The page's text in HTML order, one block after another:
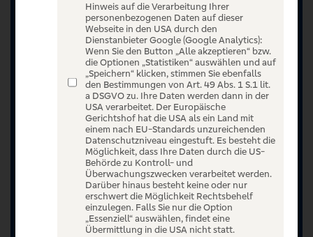
Hinweis auf die Verarbeitung Ihrer
personenbezogenen Daten auf dieser
Webseite in den USA durch den
Dienstanbieter Google (Google Analytics):
Wenn Sie den Button „Alle akzeptieren“ bzw.
die Optionen „Statistiken“ auswählen und auf
„Speichern“ klicken, stimmen Sie ebenfalls
den Bestimmungen von Art. 49 Abs. 1 S.1 lit.
a DSGVO zu. Ihre Daten werden dann in der
USA verarbeitet. Der Europäische
Gerichtshof hat die USA als ein Land mit
einem nach EU-Standards unzureichenden
Datenschutzniveau eingestuft. Es besteht die
Möglichkeit, dass Ihre Daten durch die US-
Behörde zu Kontroll- und
Überwachungszwecken verarbeitet werden.
Darüber hinaus besteht keine oder nur
erschwert die Möglichkeit Rechtsbehelf
einzulegen. Falls Sie nur die Option
„Essenziell“ auswählen, findet eine
Übermittlung in die USA nicht statt.